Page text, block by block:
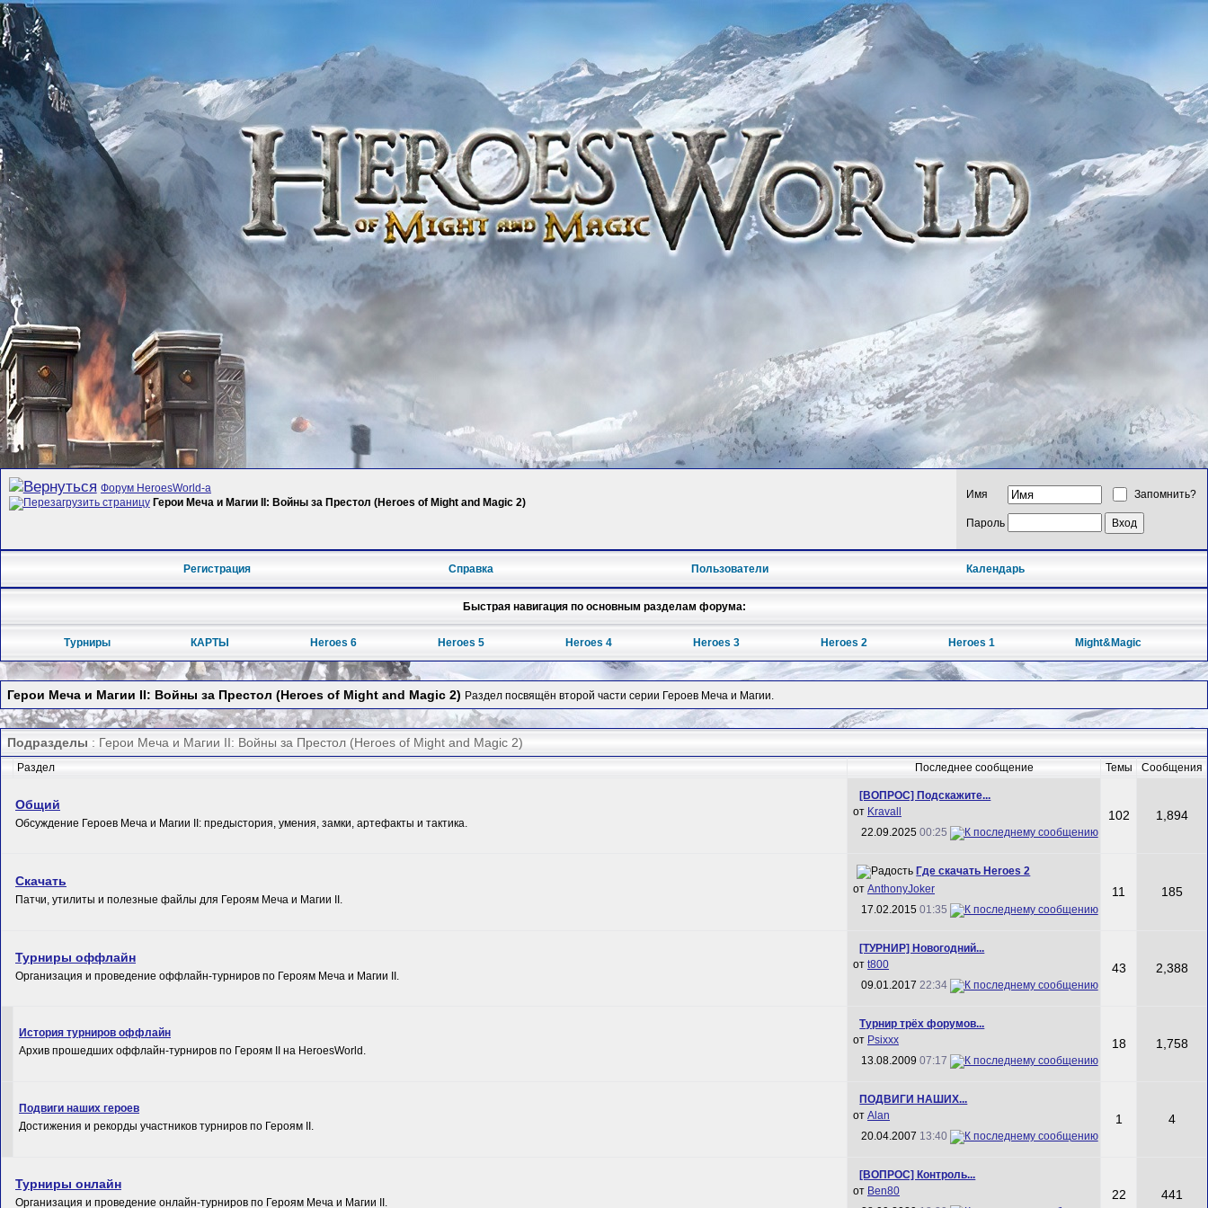
Форум HeroesWorld-а
Герои Меча и Магии II: Войны за Престол (Heroes of Might and Magic 2)
Имя Запомнить?
Пароль
Регистрация Справка Пользователи Календарь
Быстрая навигация по основным разделам форума:
Турниры КАРТЫ Heroes 6 Heroes 5 Heroes 4 Heroes 3 Heroes 2 Heroes 1 Might&Magic
Герои Меча и Магии II: Войны за Престол (Heroes of Might and Magic 2) Раздел посвящён второй части серии Героев Меча и Магии.
Подразделы : Герои Меча и Магии II: Войны за Престол (Heroes of Might and Magic 2)
Раздел Последнее сообщение Темы Сообщения
Общий
Обсуждение Героев Меча и Магии II: предыстория, умения, замки, артефакты и тактика.
[ВОПРОС] Подскажите...
от Kravall
22.09.2025 00:25
102 1,894
Скачать
Патчи, утилиты и полезные файлы для Героям Меча и Магии II.
Где скачать Heroes 2
от AnthonyJoker
17.02.2015 01:35
11 185
Турниры оффлайн
Организация и проведение оффлайн-турниров по Героям Меча и Магии II.
[ТУРНИР] Новогoдний...
от t800
09.01.2017 22:34
43 2,388
История турниров оффлайн
Архив прошедших оффлайн-турниров по Героям II на HeroesWorld.
Турнир трёх форумов...
от Psixxx
13.08.2009 07:17
18 1,758
Подвиги наших героев
Достижения и рекорды участников турниров по Героям II.
ПОДВИГИ НАШИХ...
от Alan
20.04.2007 13:40
1 4
Турниры онлайн
Организация и проведение онлайн-турниров по Героям Меча и Магии II.
[ВОПРОС] Контроль...
от Ben80
22 441